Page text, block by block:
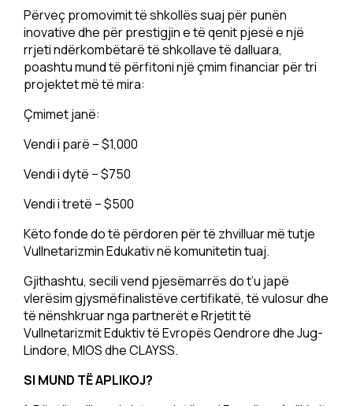
Përveç promovimit të shkollës suaj për punën
inovative dhe për prestigjin e të qenit pjesë e një
rrjeti ndërkombëtarë të shkollave të dalluara,
poashtu mund të përfitoni një çmim financiar për tri
projektet më të mira:
Çmimet janë:
Vendi i parë – $1,000
Vendi i dytë – $750
Vendi i tretë – $500
Këto fonde do të përdoren për të zhvilluar më tutje
Vullnetarizmin Edukativ në komunitetin tuaj.
Gjithashtu, secili vend pjesëmarrës do t’u japë
vlerësim gjysmëfinalistëve certifikatë, të vulosur dhe
të nënshkruar nga partnerët e Rrjetit të
Vullnetarizmit Eduktiv të Evropës Qendrore dhe Jug-
Lindore, MIOS dhe CLAYSS.
SI MUND TË APLIKOJ?